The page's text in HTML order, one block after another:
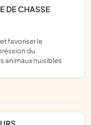
du
animaux nuisibles